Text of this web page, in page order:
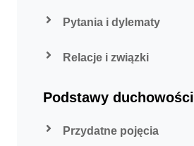
Pytania i dylematy
Relacje i związki
Podstawy duchowości
Przydatne pojęcia